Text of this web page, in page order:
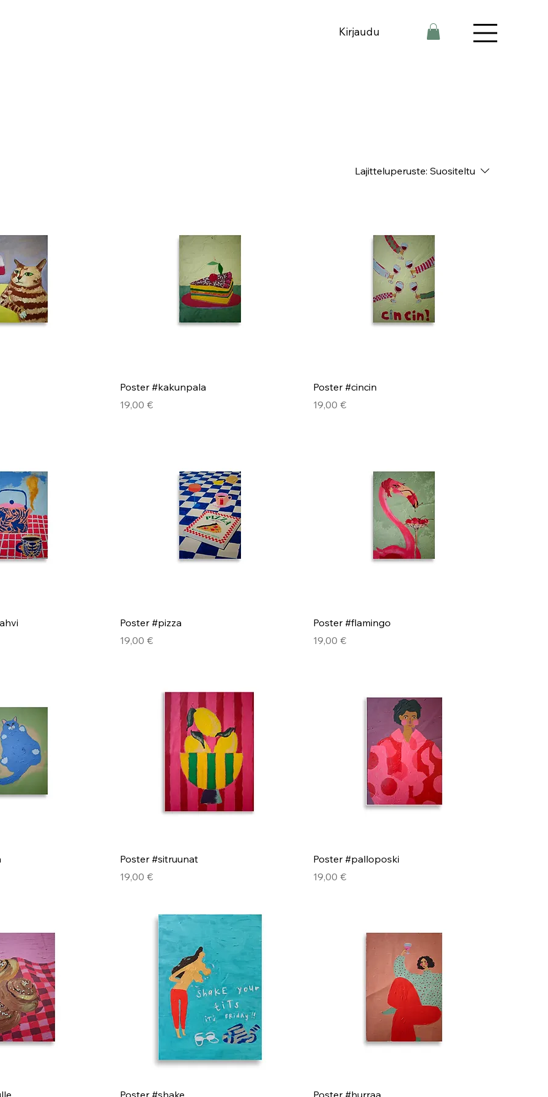
Kirjaudu
Lajitteluperuste: Suositeltu
Poster #kakunpala
Hinta
19,00 €
Poster #cincin
Hinta
19,00 €
Poster #pizza
Hinta
19,00 €
Poster #flamingo
Hinta
19,00 €
Poster #sitruunat
Hinta
19,00 €
Poster #palloposki
Hinta
19,00 €